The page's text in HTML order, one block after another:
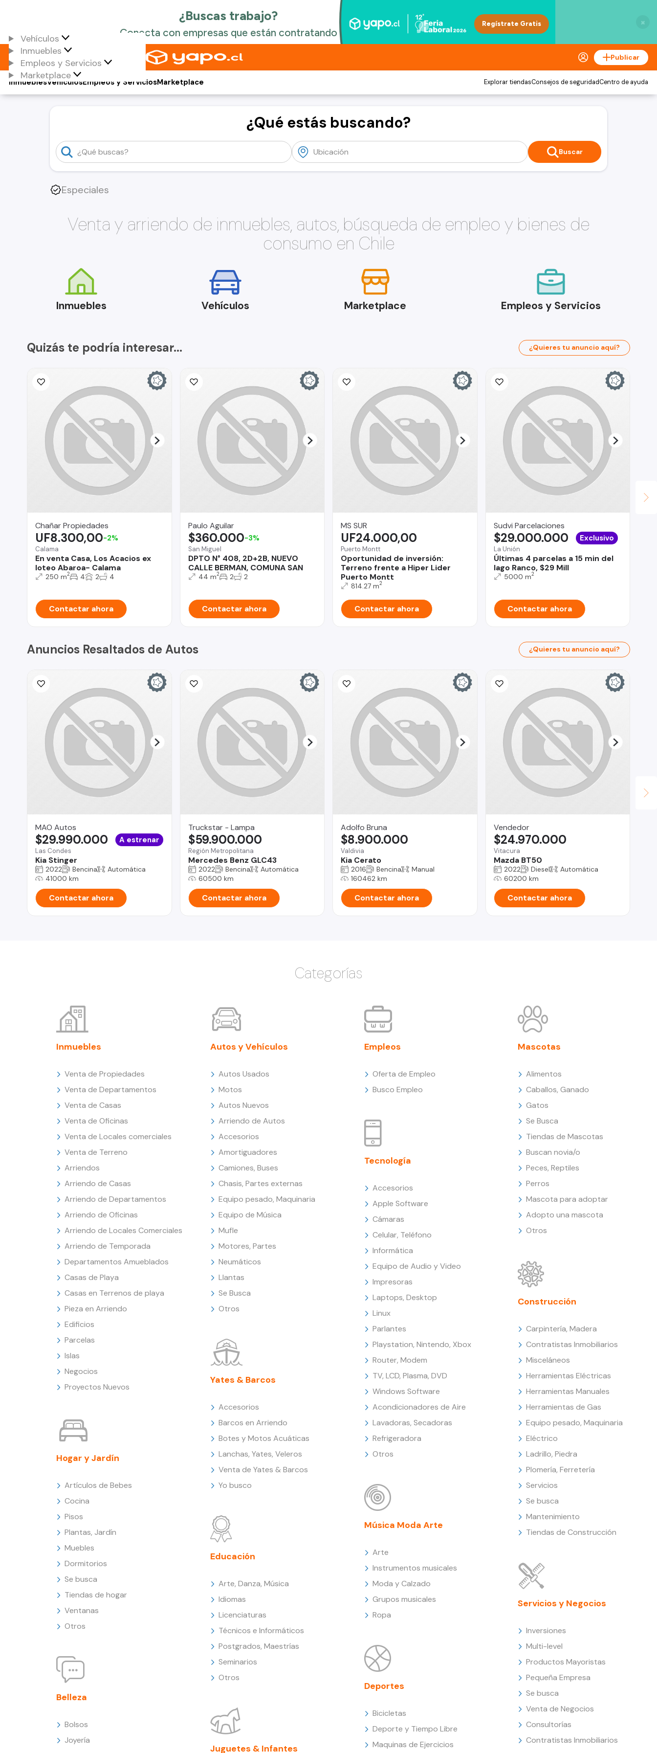
×
Vehículos
Inmuebles
Empleos y Servicios
Marketplace
Publicar
Vehículos
Inmuebles Empleos y ServiciosMarketplace Explorar tiendasConsejos de seguridadCentro de ayuda
¿Qué estás buscando?
Buscar
Especiales
Venta y arriendo de inmuebles, autos, búsqueda de empleo y bienes de
consumo en Chile
Inmuebles Vehículos Marketplace Empleos y Servicios
Quizás te podría interesar... ¿Quieres tu anuncio aquí?
Chañar Propiedades
Calama
En venta Casa, Los Acacios ex
loteo Abaroa- Calama
UF8.300,00-2%
250 m2 4 2 4
Contactar ahora
Paulo Aguilar
San Miguel
DPTO N° 408, 2D+2B, NUEVO
CALLE BERMAN, COMUNA SAN
$360.000-3%
44 m2 2 2
Contactar ahora
MS SUR
Puerto Montt
Oportunidad de inversión:
Terreno frente a Hiper Lider
Puerto Montt
UF24.000,00
814.27 m2
Contactar ahora
Sudvi Parcelaciones
La Unión
Últimas 4 parcelas a 15 min del
lago Ranco, $29 Mill
$29.000.000 Exclusivo
5000 m2
Contactar ahora
Anuncios Resaltados de Autos ¿Quieres tu anuncio aquí?
MAO Autos
Las Condes
Kia Stinger
$29.990.000 A estrenar
2022 Bencina
Automática
41000 km
Contactar ahora
Truckstar - Lampa
Región Metropolitana
Mercedes Benz GLC43
$59.900.000
2022 Bencina
Automática
60500 km
Contactar ahora
Adolfo Bruna
Valdivia
Kia Cerato
$8.900.000
2016 Bencina
Manual
160462 km
Contactar ahora
Vendedor
Vitacura
Mazda BT50
$24.970.000
2022 Diesel
Automática
60200 km
Contactar ahora
Categorías
Inmuebles
Venta de Propiedades
Venta de Departamentos
Venta de Casas
Venta de Oficinas
Venta de Locales comerciales
Venta de Terreno
Arriendos
Arriendo de Casas
Arriendo de Departamentos
Arriendo de Oficinas
Arriendo de Locales Comerciales
Arriendo de Temporada
Departamentos Amueblados
Casas de Playa
Casas en Terrenos de playa
Pieza en Arriendo
Edificios
Parcelas
Islas
Negocios
Proyectos Nuevos
Hogar y Jardín
Artículos de Bebes
Cocina
Pisos
Plantas, Jardín
Muebles
Dormitorios
Se busca
Tiendas de hogar
Ventanas
Otros
Belleza
Bolsos
Joyería
Autos y Vehículos
Autos Usados
Motos
Autos Nuevos
Arriendo de Autos
Accesorios
Amortiguadores
Camiones, Buses
Chasis, Partes externas
Equipo pesado, Maquinaria
Equipo de Música
Mufle
Motores, Partes
Neumáticos
Llantas
Se Busca
Otros
Yates & Barcos
Accesorios
Barcos en Arriendo
Botes y Motos Acuáticas
Lanchas, Yates, Veleros
Venta de Yates & Barcos
Yo busco
Educación
Arte, Danza, Música
Idiomas
Licenciaturas
Técnicos e Informáticos
Postgrados, Maestrías
Seminarios
Otros
Juguetes & Infantes
Empleos
Oferta de Empleo
Busco Empleo
Tecnología
Accesorios
Apple Software
Cámaras
Celular, Teléfono
Informática
Equipo de Audio y Video
Impresoras
Laptops, Desktop
Linux
Parlantes
Playstation, Nintendo, Xbox
Router, Modem
TV, LCD, Plasma, DVD
Windows Software
Acondicionadores de Aire
Lavadoras, Secadoras
Refrigeradora
Otros
Música Moda Arte
Arte
Instrumentos musicales
Moda y Calzado
Grupos musicales
Ropa
Deportes
Bicicletas
Deporte y Tiempo Libre
Maquinas de Ejercicios
Mascotas
Alimentos
Caballos, Ganado
Gatos
Se Busca
Tiendas de Mascotas
Buscan novia/o
Peces, Reptiles
Perros
Mascota para adoptar
Adopto una mascota
Otros
Construcción
Carpintería, Madera
Contratistas Inmobiliarios
Misceláneos
Herramientas Eléctricas
Herramientas Manuales
Herramientas de Gas
Equipo pesado, Maquinaria
Eléctrico
Ladrillo, Piedra
Plomería, Ferretería
Servicios
Se busca
Mantenimiento
Tiendas de Construcción
Servicios y Negocios
Inversiones
Multi-level
Productos Mayoristas
Pequeña Empresa
Se busca
Venta de Negocios
Consultorías
Contratistas Inmobiliarios